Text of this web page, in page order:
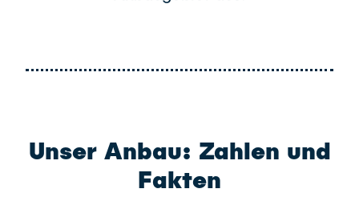
Unser Anbau: Zahlen und
Fakten